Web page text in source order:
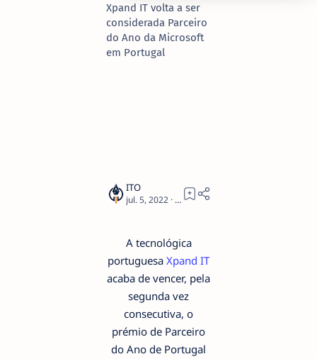
Xpand IT volta a ser
considerada Parceiro
do Ano da Microsoft
em Portugal
2
A tecnológica
portuguesa Xpand IT
acaba de vencer, pela
segunda vez
consecutiva, o
prémio de Parceiro
do Ano de Portugal